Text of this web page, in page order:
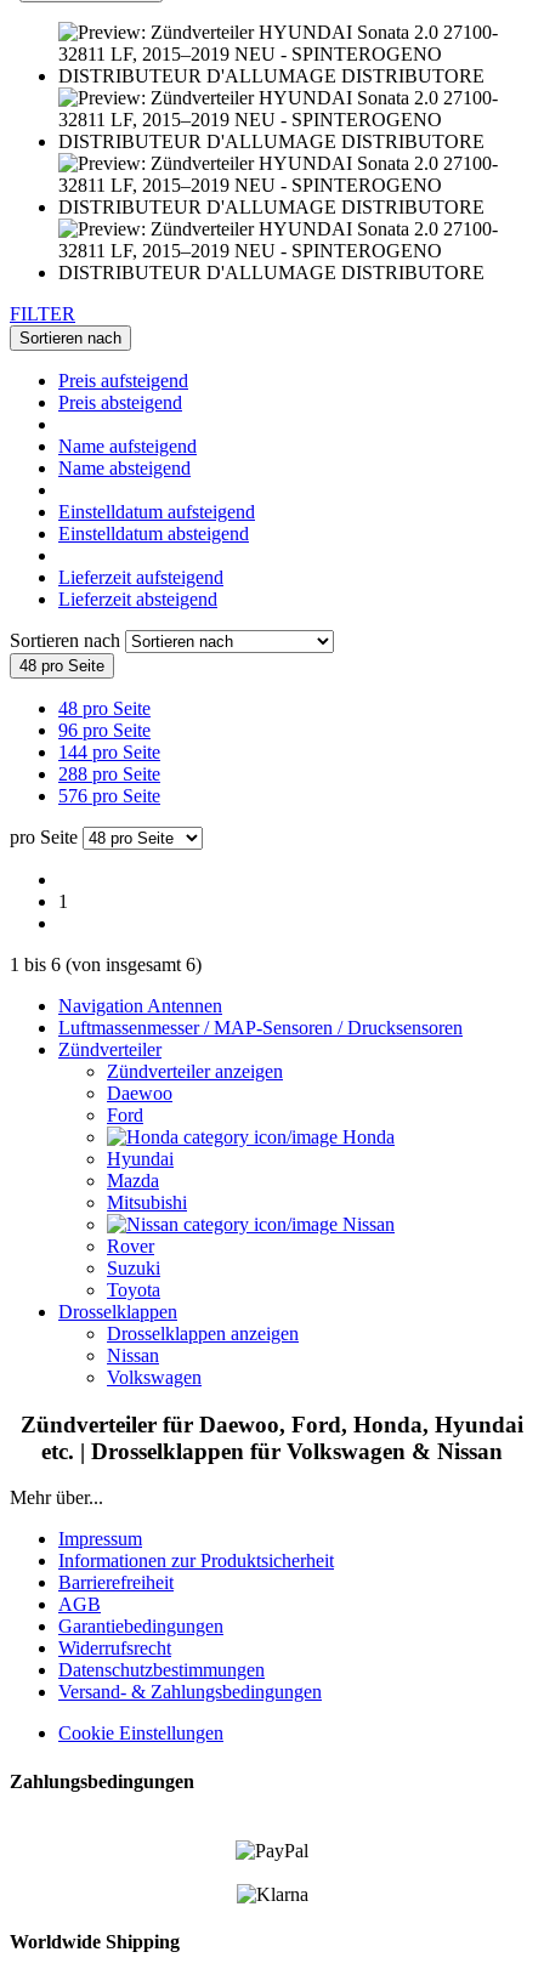
FILTER
Sortieren nach
Preis aufsteigend
Preis absteigend
Name aufsteigend
Name absteigend
Einstelldatum aufsteigend
Einstelldatum absteigend
Lieferzeit aufsteigend
Lieferzeit absteigend
Sortieren nach
48 pro Seite
48 pro Seite
96 pro Seite
144 pro Seite
288 pro Seite
576 pro Seite
pro Seite
1
1 bis 6 (von insgesamt 6)
Navigation Antennen
Luftmassenmesser / MAP-Sensoren / Drucksensoren
Zündverteiler
Zündverteiler anzeigen
Daewoo
Ford
Honda
Hyundai
Mazda
Mitsubishi
Nissan
Rover
Suzuki
Toyota
Drosselklappen
Drosselklappen anzeigen
Nissan
Volkswagen
Zündverteiler für Daewoo, Ford, Honda, Hyundai
etc. | Drosselklappen für Volkswagen & Nissan
Mehr über...
Impressum
Informationen zur Produktsicherheit
Barrierefreiheit
AGB
Garantiebedingungen
Widerrufsrecht
Datenschutzbestimmungen
Versand- & Zahlungsbedingungen
Cookie Einstellungen
Zahlungsbedingungen
Worldwide Shipping